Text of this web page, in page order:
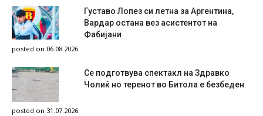
Густаво Лопез си летна за Аргентина,
Вардар остана вез асистентот на
Фабијани
posted on 06.08.2026
Се подготвува спектакл на Здравко
Чолиќ но теренот во Битола е безбеден
posted on 31.07.2026